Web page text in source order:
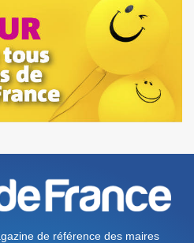
de référence des maires